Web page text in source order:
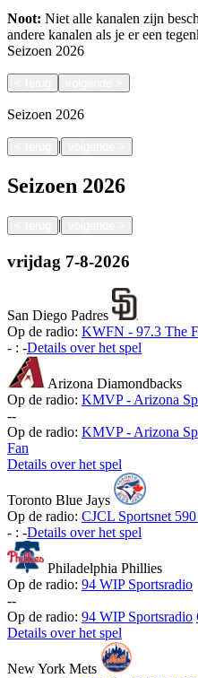
Noot: Niet alle kanalen zijn
andere kanalen als je er een
Seizoen 2026
Seizoen 2026
|
Seizoen 2026
|
vrijdag 7-8-2026
San Diego Padres
Op de radio: KWFN - 97.3 The
- : -Details over het spel
Arizona Diamondbacks
Op de radio: KMVP - Arizona
--
Op de radio: KMVP - Arizona
Fan
Details over het spel
Toronto Blue Jays
Op de radio: CJCL Sportsnet
- : -Details over het spel
Philadelphia Phillies
Op de radio: 94 WIP Sportsradio
--
Op de radio: 94 WIP Sportsradio
Details over het spel
New York Mets